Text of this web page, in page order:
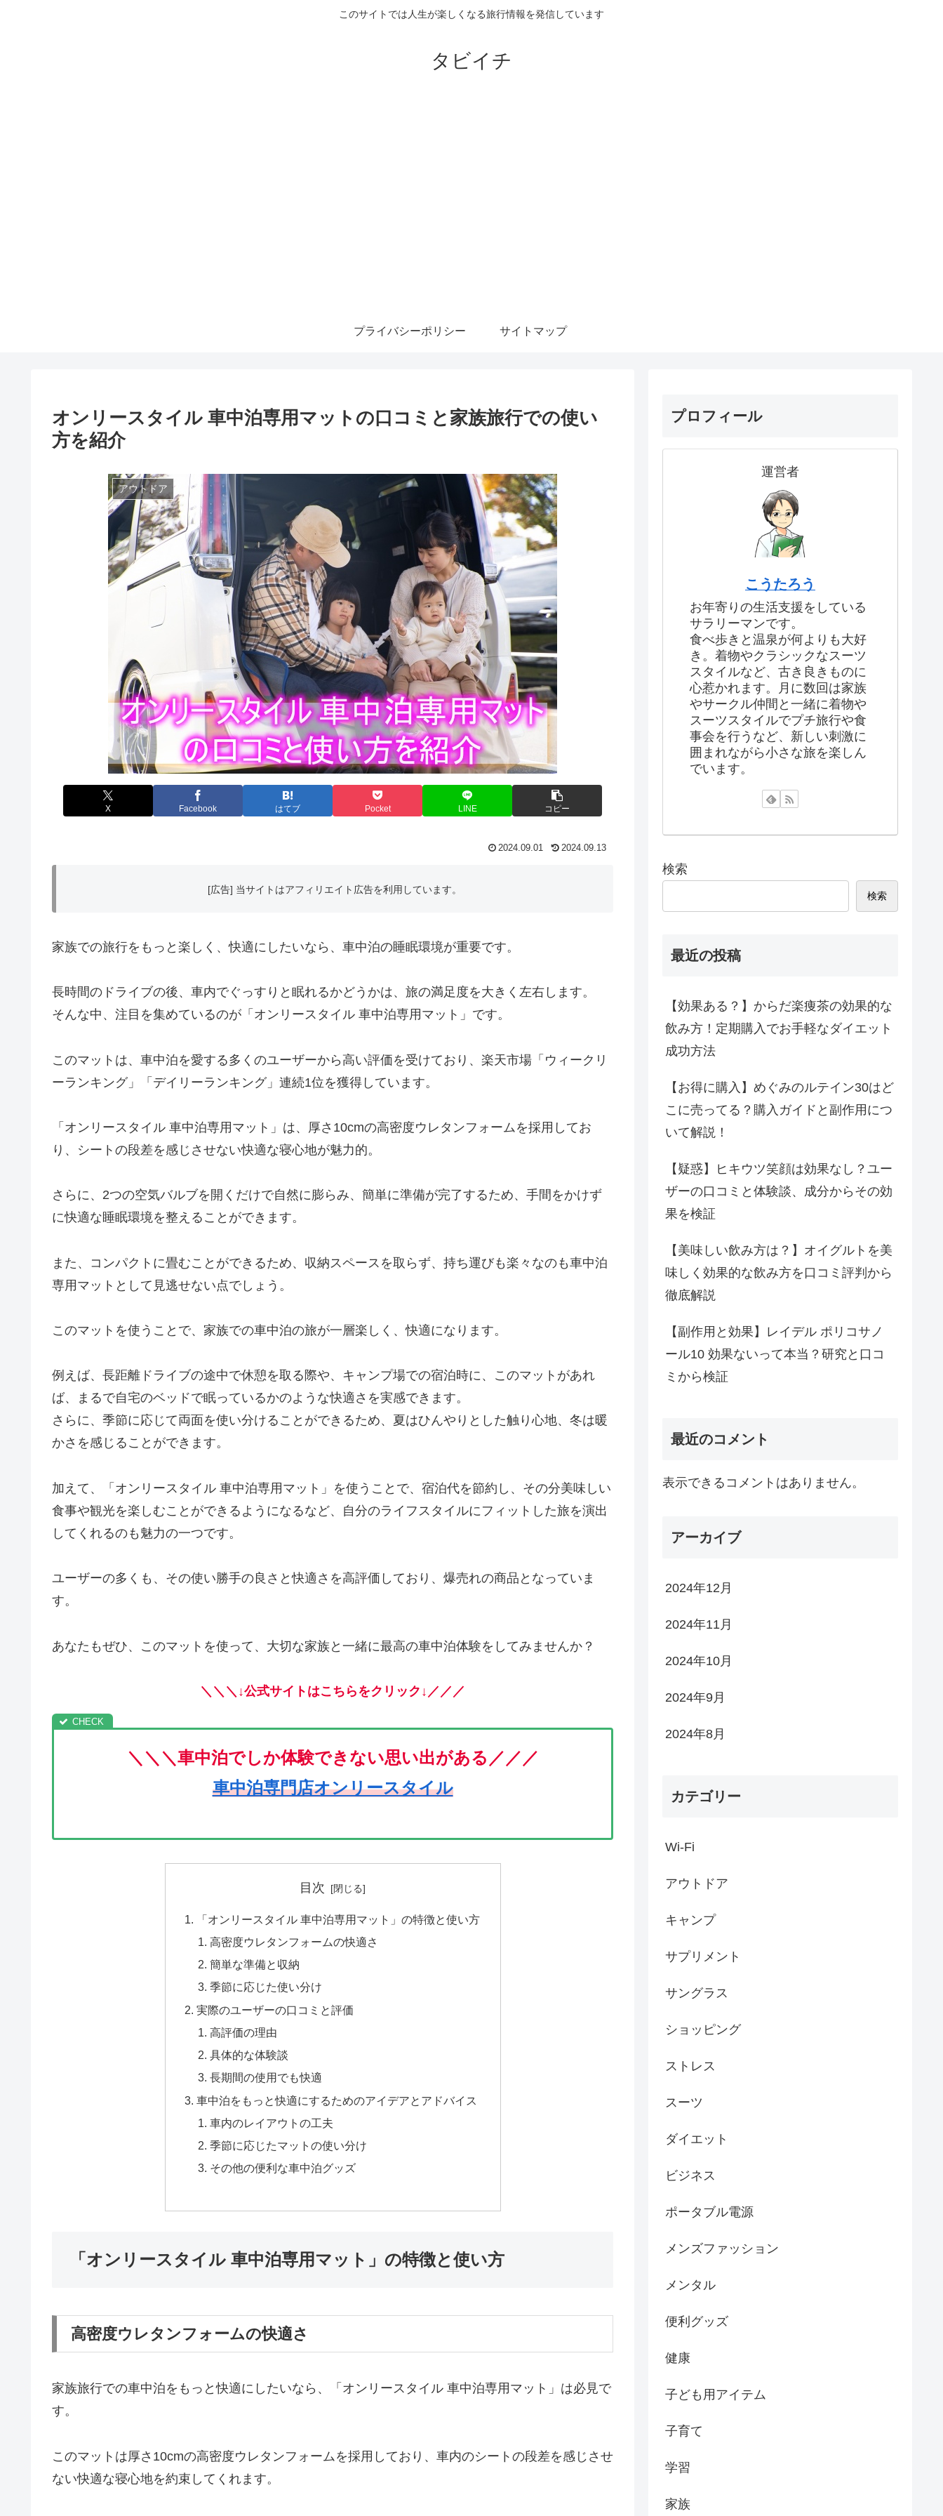
このサイトでは人生が楽しくなる旅行情報を発信しています
タビイチ
プライバシーポリシー サイトマップ
オンリースタイル 車中泊専用マットの口コミと家族旅行での使い
方を紹介
アウトドア
X Facebook はてブ Pocket LINE コピー
2024.09.01 2024.09.13
[広告] 当サイトはアフィリエイト広告を利用しています。
家族での旅行をもっと楽しく、快適にしたいなら、車中泊の睡眠環境が重要です。
長時間のドライブの後、車内でぐっすりと眠れるかどうかは、旅の満足度を大きく左右します。
そんな中、注目を集めているのが「オンリースタイル 車中泊専用マット」です。
このマットは、車中泊を愛する多くのユーザーから高い評価を受けており、楽天市場「ウィークリ
ーランキング」「デイリーランキング」連続1位を獲得しています。
「オンリースタイル 車中泊専用マット」は、厚さ10cmの高密度ウレタンフォームを採用してお
り、シートの段差を感じさせない快適な寝心地が魅力的。
さらに、2つの空気バルブを開くだけで自然に膨らみ、簡単に準備が完了するため、手間をかけず
に快適な睡眠環境を整えることができます。
また、コンパクトに畳むことができるため、収納スペースを取らず、持ち運びも楽々なのも車中泊
専用マットとして見逃せない点でしょう。
このマットを使うことで、家族での車中泊の旅が一層楽しく、快適になります。
例えば、長距離ドライブの途中で休憩を取る際や、キャンプ場での宿泊時に、このマットがあれ
ば、まるで自宅のベッドで眠っているかのような快適さを実感できます。
さらに、季節に応じて両面を使い分けることができるため、夏はひんやりとした触り心地、冬は暖
かさを感じることができます。
加えて、「オンリースタイル 車中泊専用マット」を使うことで、宿泊代を節約し、その分美味しい
食事や観光を楽しむことができるようになるなど、自分のライフスタイルにフィットした旅を演出
してくれるのも魅力の一つです。
ユーザーの多くも、その使い勝手の良さと快適さを高評価しており、爆売れの商品となっていま
す。
あなたもぜひ、このマットを使って、大切な家族と一緒に最高の車中泊体験をしてみませんか？
＼＼＼↓公式サイトはこちらをクリック↓／／／
＼＼＼車中泊でしか体験できない思い出がある／／／
車中泊専門店オンリースタイル
目次
「オンリースタイル 車中泊専用マット」の特徴と使い方
高密度ウレタンフォームの快適さ
簡単な準備と収納
季節に応じた使い分け
実際のユーザーの口コミと評価
高評価の理由
具体的な体験談
長期間の使用でも快適
車中泊をもっと快適にするためのアイデアとアドバイス
車内のレイアウトの工夫
季節に応じたマットの使い分け
その他の便利な車中泊グッズ
「オンリースタイル 車中泊専用マット」の特徴と使い方
高密度ウレタンフォームの快適さ
家族旅行での車中泊をもっと快適にしたいなら、「オンリースタイル 車中泊専用マット」は必見で
す。
このマットは厚さ10cmの高密度ウレタンフォームを採用しており、車内のシートの段差を感じさせ
ない快適な寝心地を約束してくれます。
プロフィール
運営者
こうたろう
お年寄りの生活支援をしている
サラリーマンです。
食べ歩きと温泉が何よりも大好
き。着物やクラシックなスーツ
スタイルなど、古き良きものに
心惹かれます。月に数回は家族
やサークル仲間と一緒に着物や
スーツスタイルでプチ旅行や食
事会を行うなど、新しい刺激に
囲まれながら小さな旅を楽しん
でいます。
検索
検索
最近の投稿
【効果ある？】からだ楽痩茶の効果的な
飲み方！定期購入でお手軽なダイエット
成功方法
【お得に購入】めぐみのルテイン30はど
こに売ってる？購入ガイドと副作用につ
いて解説！
【疑惑】ヒキウツ笑顔は効果なし？ユー
ザーの口コミと体験談、成分からその効
果を検証
【美味しい飲み方は？】オイグルトを美
味しく効果的な飲み方を口コミ評判から
徹底解説
【副作用と効果】レイデル ポリコサノ
ール10 効果ないって本当？研究と口コ
ミから検証
最近のコメント
表示できるコメントはありません。
アーカイブ
2024年12月
2024年11月
2024年10月
2024年9月
2024年8月
カテゴリー
Wi-Fi
アウトドア
キャンプ
サプリメント
サングラス
ショッピング
ストレス
スーツ
ダイエット
ビジネス
ポータブル電源
メンズファッション
メンタル
便利グッズ
健康
子ども用アイテム
子育て
学習
家族